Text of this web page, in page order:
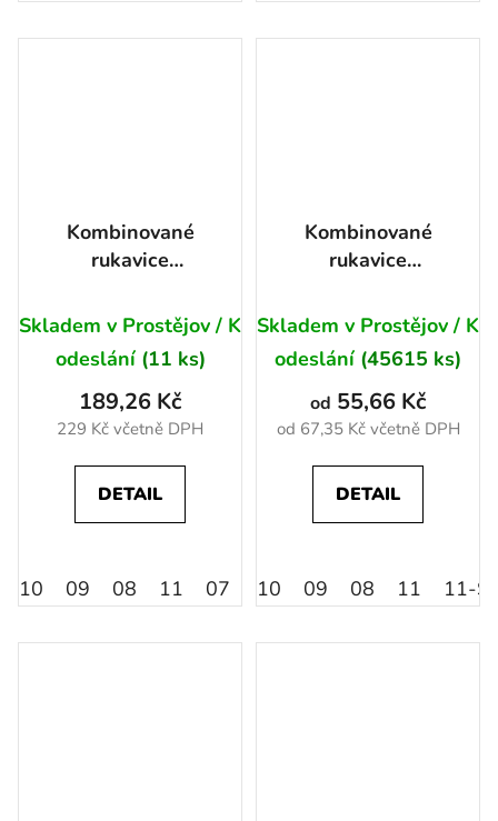
Kombinované
rukavice
Skladem v Prostějov / K
odeslání (11 ks)
229 Kč včetně DPH
189,26 Kč
DETAIL
10 09 08 11 07 06
Kombinované
rukavice
s prodejní etiketou
Skladem v Prostějov / K
odeslání (45615 ks)
od 67,35 Kč včetně DPH
od 55,66 Kč
DETAIL
10 09 08 11 11-